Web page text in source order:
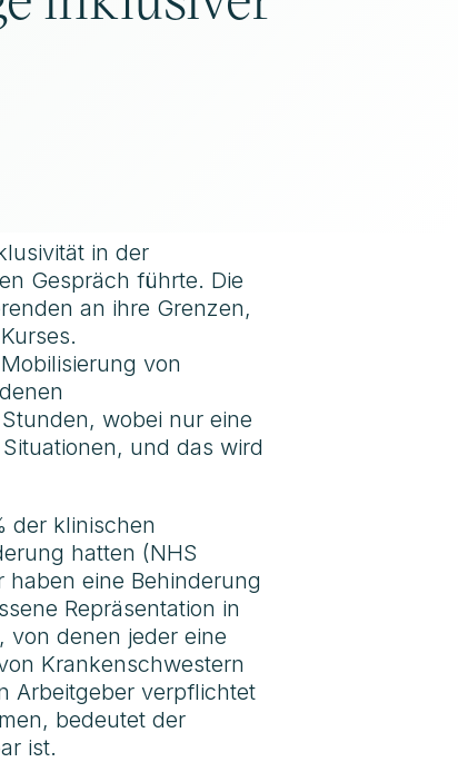
in der
Gespräch führte. Die
an ihre Grenzen,
von
wobei nur eine
und das wird
der klinischen
hatten (NHS
haben eine Behinderung
Repräsentation in
von denen jeder eine
Krankenschwestern
Arbeitgeber verpflichtet
bedeutet der
ist.